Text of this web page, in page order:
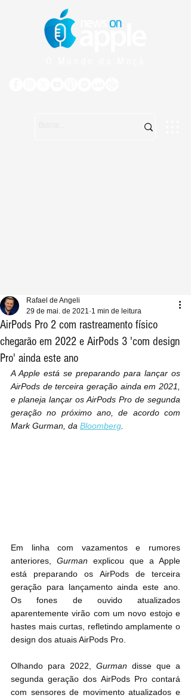
AirPods Pro 2 com rastreamento físico
chegarão em 2022 e AirPods 3 'com design
Pro' ainda este ano
Rafael de Angeli
29 de mai. de 2021 1 min de leitura
A Apple está se preparando para lançar os
AirPods de terceira geração ainda em 2021,
e planeja lançar os AirPods Pro de segunda
geração no próximo ano, de acordo com
Mark Gurman, da Bloomberg
Em linha com vazamentos e rumores
anteriores, Gurman explicou que a Apple
está preparando os ‌AirPods‌ de terceira
geração para lançamento ainda este ano.
Os fones de ouvido atualizados
aparentemente virão com um novo estojo e
hastes mais curtas, refletindo amplamente o
design dos atuais AirPods Pro.
Olhando para 2022, Gurman disse que a
segunda geração dos ‌AirPods Pro‌ contará
com sensores de movimento atualizados e